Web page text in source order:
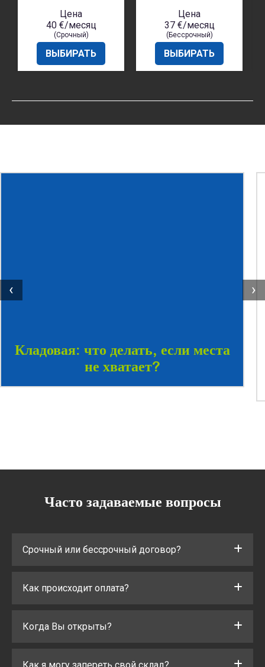
Цена
40 €/месяц
(Срочный)
ВЫБИРАТЬ
Цена
37 €/месяц
(Бессрочный)
ВЫБИРАТЬ
Кладовая: что делать, если места
не хватает?
‹ ›
Часто задаваемые вопросы
Срочный или бессрочный договор?
Как происходит оплата?
Когда Вы открыты?